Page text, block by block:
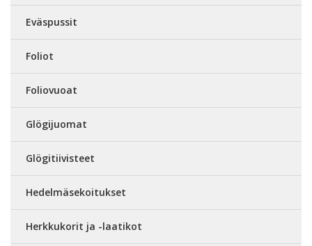
Eväspussit
Foliot
Foliovuoat
Glögijuomat
Glögitiivisteet
Hedelmäsekoitukset
Herkkukorit ja -laatikot